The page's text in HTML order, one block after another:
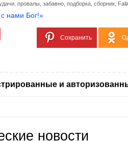
провалы забавно подборка сборник
нами Бог!»
Сохранить
и
новости